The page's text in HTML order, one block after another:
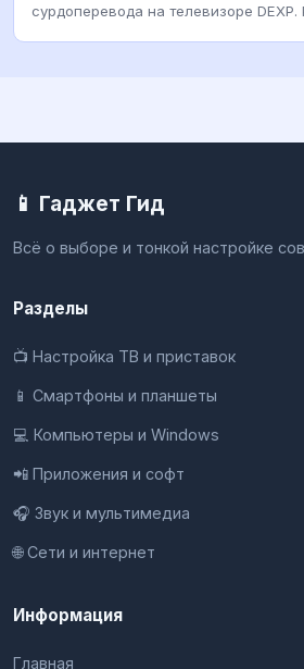
сурдоперевода на телевизоре
📱 Гаджет Гид
Всё о выборе и тонкой настройке
Разделы
📺 Настройка ТВ и приставок
📱 Смартфоны и планшеты
💻 Компьютеры и Windows
📲 Приложения и софт
🎧 Звук и мультимедиа
🌐 Сети и интернет
Информация
Главная